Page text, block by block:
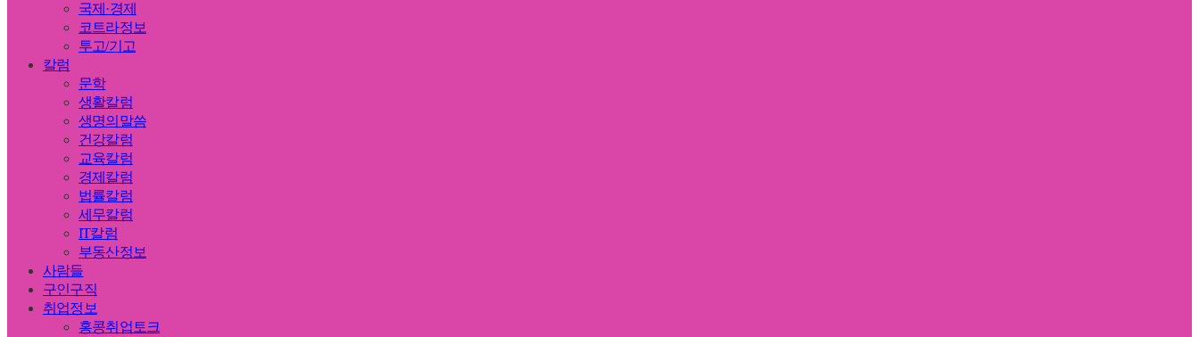
국제·경제
코트라정보
투고/기고
칼럼
문학
생활칼럼
생명의말씀
건강칼럼
교육칼럼
경제칼럼
법률칼럼
세무칼럼
IT칼럼
부동산정보
사람들
구인구직
취업정보
홍콩취업토크